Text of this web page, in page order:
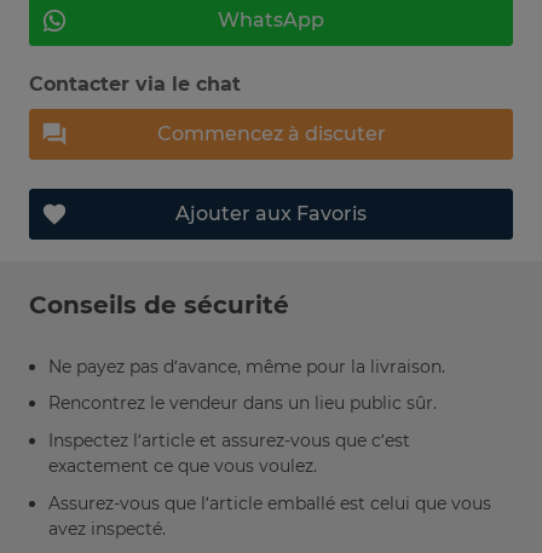
WhatsApp
Contacter via le chat
Commencez à discuter
Ajouter aux Favoris
Conseils de sécurité
Ne payez pas d’avance, même pour la livraison.
Rencontrez le vendeur dans un lieu public sûr.
Inspectez l’article et assurez-vous que c’est
exactement ce que vous voulez.
Assurez-vous que l’article emballé est celui que vous
avez inspecté.